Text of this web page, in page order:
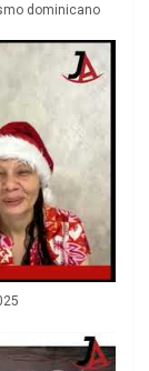
dominicano